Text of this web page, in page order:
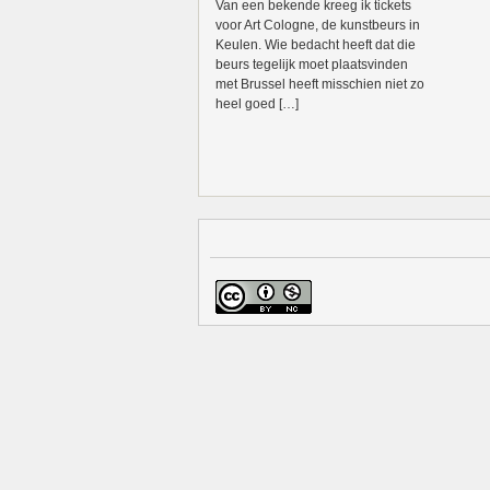
Van een bekende kreeg ik tickets
voor Art Cologne, de kunstbeurs in
Keulen. Wie bedacht heeft dat die
beurs tegelijk moet plaatsvinden
met Brussel heeft misschien niet zo
heel goed […]